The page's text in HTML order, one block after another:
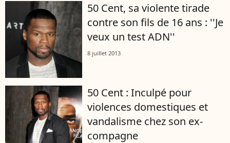
50 Cent, sa violente tirade
contre son fils de 16 ans : ''Je
veux un test ADN''
8 juillet 2013
50 Cent : Inculpé pour
violences domestiques et
vandalisme chez son ex-
compagne